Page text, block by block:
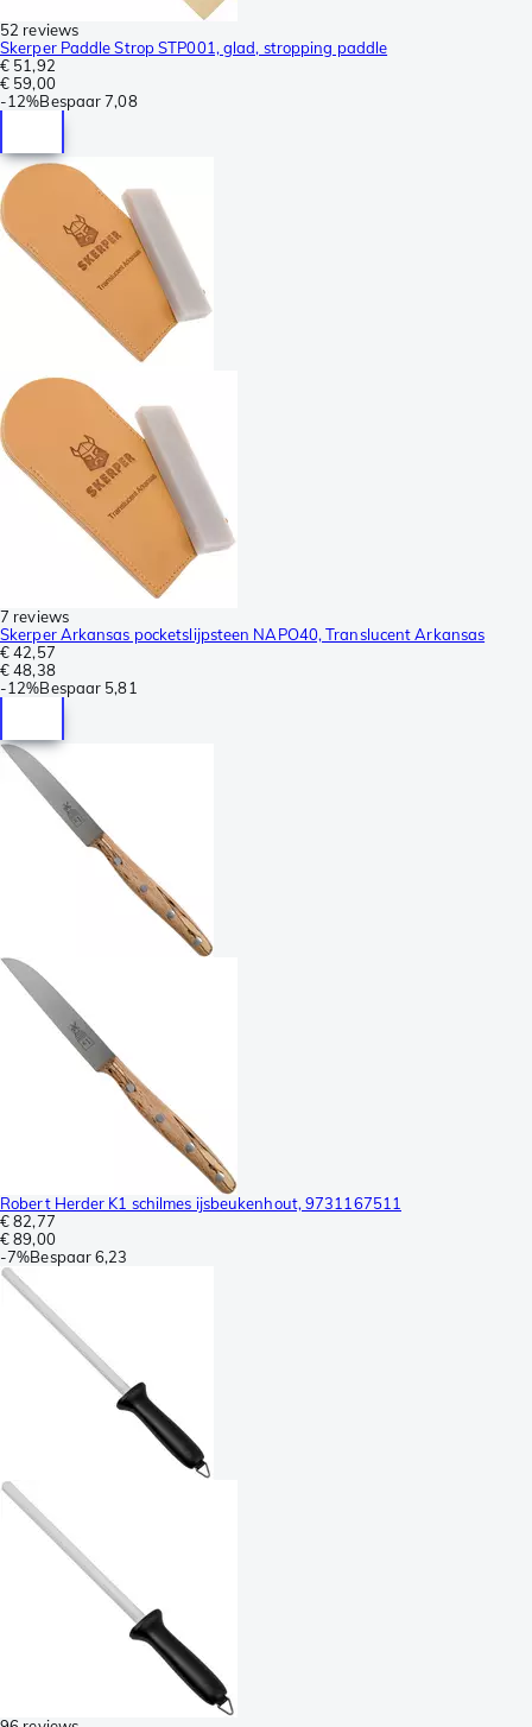
52 reviews
Skerper Paddle Strop STP001, glad, stropping paddle
€ 51,92
€ 59,00
-12%Bespaar 7,08
7 reviews
Skerper Arkansas pocketslijpsteen NAPO40, Translucent Arkansas
€ 42,57
€ 48,38
-12%Bespaar 5,81
Robert Herder K1 schilmes ijsbeukenhout, 9731167511
€ 82,77
€ 89,00
-7%Bespaar6,23